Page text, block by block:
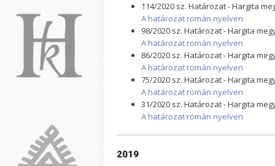
114/2020 sz. Határozat - Hargita
A határozat román nyelven
98/2020 sz. Határozat - Hargita
A határozat román nyelven
86/2020 sz. Határozat - Hargita
A határozat román nyelven
75/2020 sz. Határozat - Hargita
A határozat román nyelven
31/2020 sz. Határozat - Hargita
A határozat román nyelven
2019